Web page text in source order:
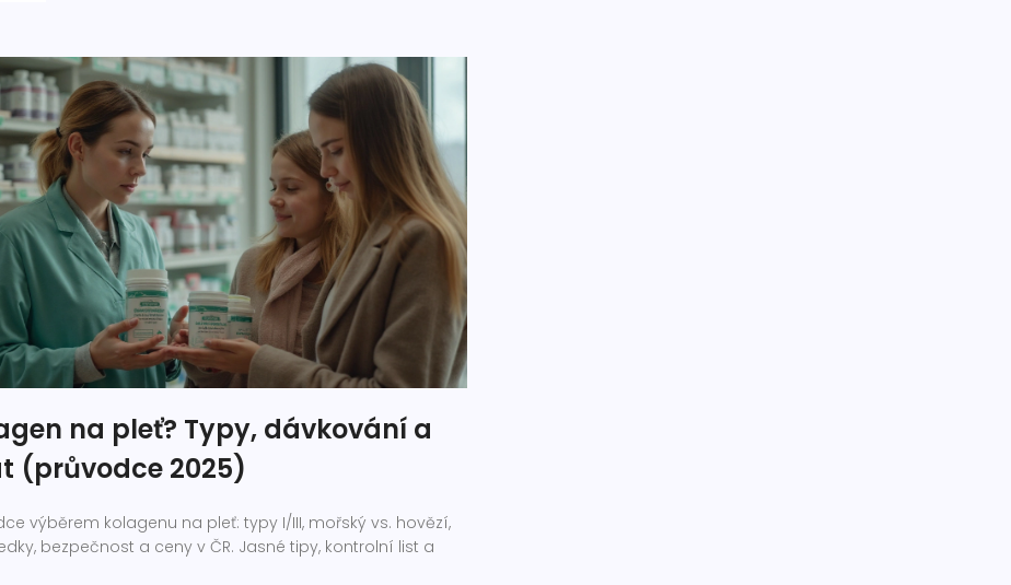
na pleť? Typy, dávkování a
(průvodce 2025)
výběrem kolagenu na pleť: typy I/III, mořský vs. hovězí,
bezpečnost a ceny v ČR. Jasné tipy, kontrolní list a